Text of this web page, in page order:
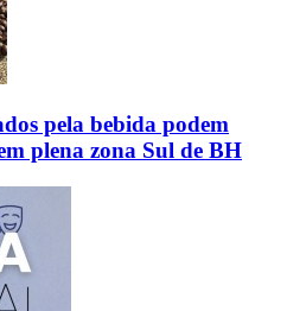
pela bebida podem
plena zona Sul de BH